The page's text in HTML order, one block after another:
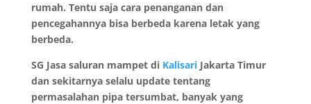
rumah. Tentu saja cara penanganan dan
pencegahannya bisa berbeda karena letak yang
berbeda.
SG Jasa saluran mampet di Kalisari Jakarta Timur
dan sekitarnya selalu update tentang
permasalahan pipa tersumbat, banyak yang